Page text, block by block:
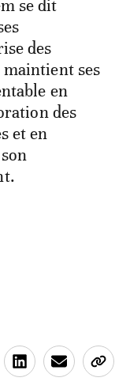
se dit
des
ses
en
des
et en